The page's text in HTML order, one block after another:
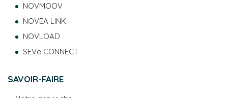
NOVMOOV
NOVEA LINK
NOVLOAD
SEVe CONNECT
SAVOIR-FAIRE